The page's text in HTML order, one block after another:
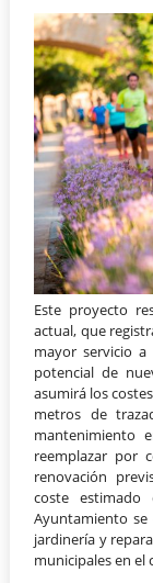
Este proyecto
actual, que
mayor servicio
potencial de
asumirá los
metros de
mantenimiento
reemplazar por
renovación
coste
Ayuntamiento se
jardinería y
municipales en el